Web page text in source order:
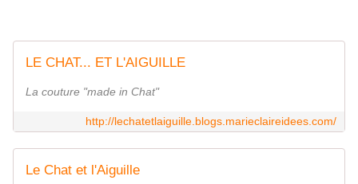
LE CHAT... ET L'AIGUILLE
La couture "made in Chat"
http://lechatetlaiguille.blogs.marieclaireidees.com/
Le Chat et l'Aiguille